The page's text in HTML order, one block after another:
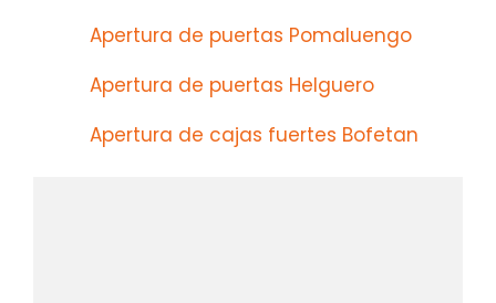
Apertura de puertas Pomaluengo
Apertura de puertas Helguero
Apertura de cajas fuertes Bofetan